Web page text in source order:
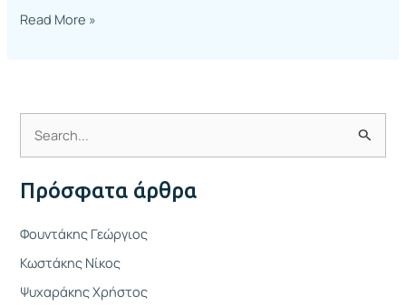
Read More »
ν
α
ή
τ
η
Πρόσφατα άρθρα
Φουντάκης Γεώργιος
Κωστάκης Νίκος
Ψυχαράκης Χρήστος